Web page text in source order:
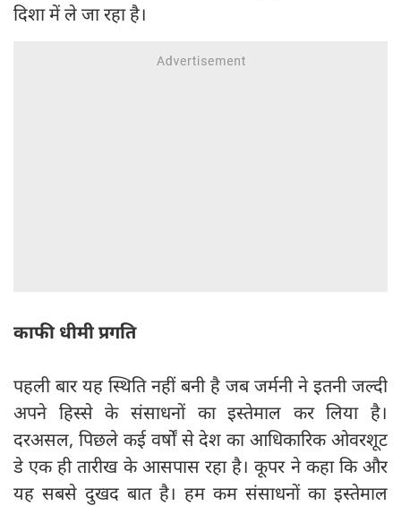
दिशा में ले जा रहा है।
काफी धीमी प्रगति
पहली बार यह स्थिति नहीं बनी है जब जर्मनी ने इतनी जल्दी
अपने हिस्से के संसाधनों का इस्तेमाल कर लिया है।
दरअसल, पिछले कई वर्षों से देश का आधिकारिक ओवरशूट
डे एक ही तारीख के आसपास रहा है। कूपर ने कहा कि और
यह सबसे दुखद बात है। हम कम संसाधनों का इस्तेमाल